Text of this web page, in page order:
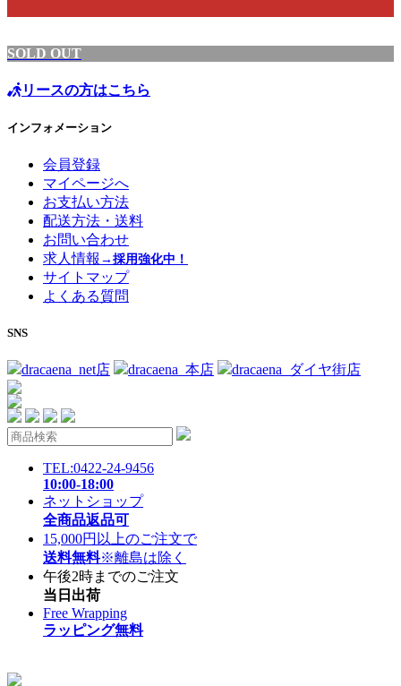
SOLD OUT
リースの方はこちら
インフォメーション
会員登録
マイページへ
お支払い方法
配送方法・送料
お問い合わせ
求人情報 →採用強化中！
サイトマップ
よくある質問
SNS
dracaena_net店 dracaena_本店 dracaena_ダイヤ街店
TEL:0422-24-9456
10:00-18:00
ネットショップ
全商品返品可
15,000円以上のご注文で
送料無料※離島は除く
午後2時までのご注文
当日出荷
Free Wrapping
ラッピング無料